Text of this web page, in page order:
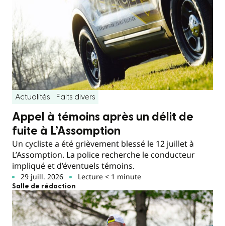
Actualités Faits divers
Appel à témoins après un délit de
fuite à L’Assomption
Un cycliste a été grièvement blessé le 12 juillet à
L’Assomption. La police recherche le conducteur
impliqué et d’éventuels témoins.
29 juill. 2026 Lecture < 1 minute
Salle de rédaction